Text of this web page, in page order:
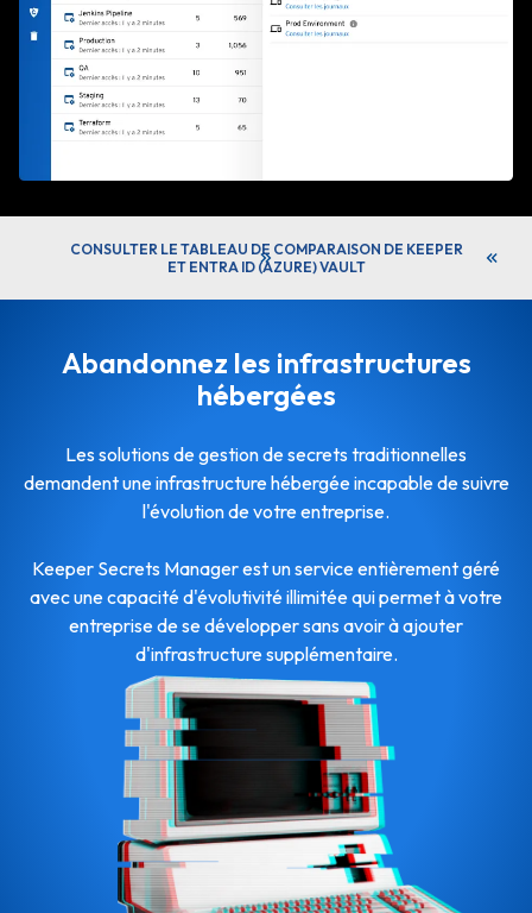
CONSULTER LE TABLEAU DE COMPARAISON DE KEEPER
ET ENTRA ID (AZURE) VAULT
Abandonnez les infrastructures
hébergées
Les solutions de gestion de secrets traditionnelles
demandent une infrastructure hébergée incapable de suivre
l'évolution de votre entreprise.
Keeper Secrets Manager est un service entièrement géré
avec une capacité d'évolutivité illimitée qui permet à votre
entreprise de se développer sans avoir à ajouter
d'infrastructure supplémentaire.